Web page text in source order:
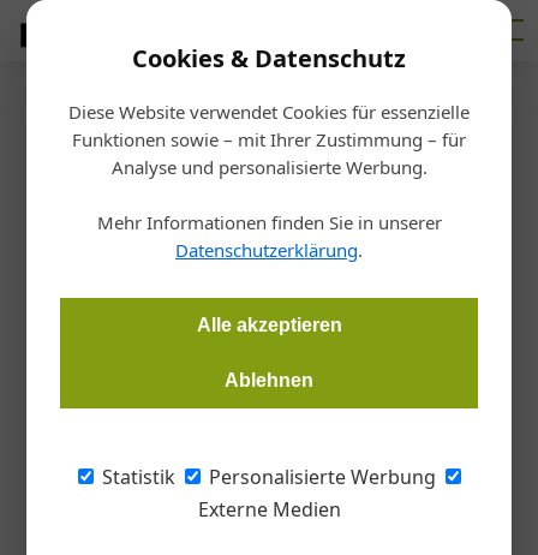
Cookies & Datenschutz
Diese Website verwendet Cookies für essenzielle
Funktionen sowie – mit Ihrer Zustimmung – für
Analyse und personalisierte Werbung.
Mehr Informationen finden Sie in unserer
Datenschutzerklärung.
Alle akzeptieren
Ablehnen
Statistik
Personalisierte Werbung
Externe Medien
Startseite/Meldungen
In eigener Sache
Österreichischer
Zeitschriftenpreis: Bauzeitung-
Chefredakteur Martin
Hehemann ausgezeichnet
Auszeichnung für die Bauzeitung: Chefredakteur Martin